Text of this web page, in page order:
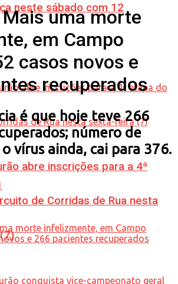
neste sábado com 12
abre inscrições para a 4ª
de Corridas de Rua nesta
uma morte
em Campo
casos novos e
recuperados
é que hoje teve 266
número de
o vírus ainda, cai para 376.